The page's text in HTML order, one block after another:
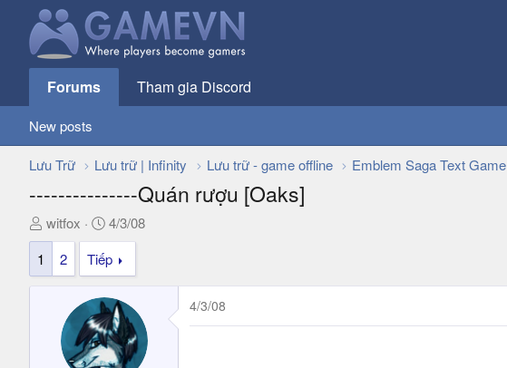
Forums Tham gia Discord
New posts
Lưu Trữ Lưu trữ | Infinity Lưu trữ - game offline Emblem Saga Text Game
---------------Quán rượu [Oaks]
T
h
e
witfox
N
g
à
y
g
ử
i
4/3/08
1
2 Tiếp
4/3/08